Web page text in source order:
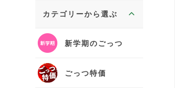
カテゴリーから選ぶ
新学期のごっつ
ごっつ特価